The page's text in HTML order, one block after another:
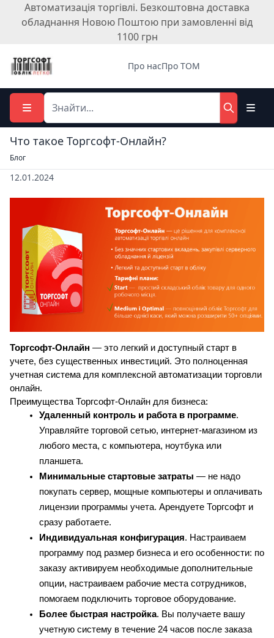
Автоматизація торгівлі. Безкоштовна доставка
обладнання Новою Поштою при замовленні від
1100 грн
Про насПро ТОМ
Что такое Торгсофт-Онлайн?
Блог
12.01.2024
Торгсофт-Онлайн — это легкий и доступный старт в
учете, без существенных инвестиций. Это полноценная
учетная система для комплексной автоматизации торговли
онлайн.
Преимущества Торгсофт-Онлайн для бизнеса:
Удаленный контроль и работа в программе.
Управляйте торговой сетью, интернет-магазином из
любого места, с компьютера, ноутбука или
планшета.
Минимальные стартовые затраты — не надо
покупать сервер, мощные компьютеры и оплачивать
лицензии программы учета. Арендуете Торгсофт и
сразу работаете.
Индивидуальная конфигурация. Настраиваем
программу под размер бизнеса и его особенности: по
заказу активируем необходимые дополнительные
опции, настраиваем рабочие места сотрудников,
помогаем подключить торговое оборудование.
Более быстрая настройка. Вы получаете вашу
учетную систему в течение 24 часов после заказа